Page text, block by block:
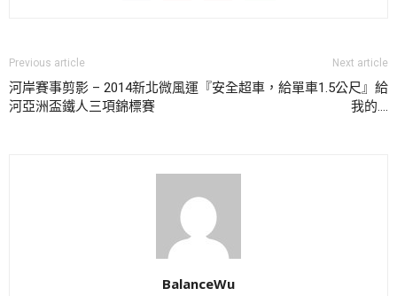
Previous article
河岸賽事剪影 – 2014新北微風運
河亞洲盃鐵人三項錦標賽
Next article
『安全超車，給單車1.5公尺』給
我的….
BalanceWu